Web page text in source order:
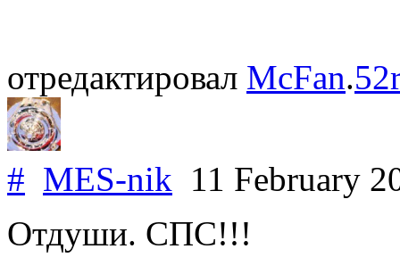
отредактировал McFan.
# MES-nik 11 February
Отдуши. СПС!!!